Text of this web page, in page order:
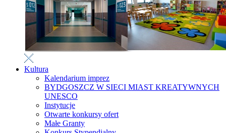
Kultura
Kalendarium imprez
BYDGOSZCZ W SIECI MIAST KREATYWNYCH
UNESCO
Instytucje
Otwarte konkursy ofert
Małe Granty